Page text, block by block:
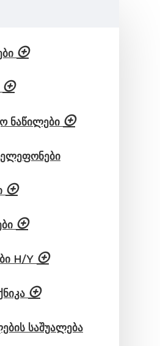
ნაწილები
H/Y
საშუალება